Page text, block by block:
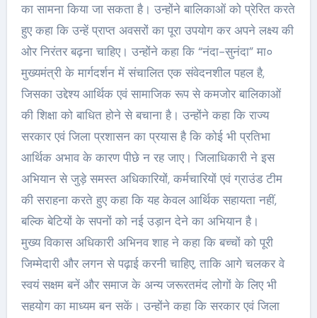
का सामना किया जा सकता है। उन्होंने बालिकाओं को प्रेरित करते
हुए कहा कि उन्हें प्राप्त अवसरों का पूरा उपयोग कर अपने लक्ष्य की
ओर निरंतर बढ़ना चाहिए। उन्होंने कहा कि “नंदा-सुनंदा” मा०
मुख्यमंत्री के मार्गदर्शन में संचालित एक संवेदनशील पहल है,
जिसका उद्देश्य आर्थिक एवं सामाजिक रूप से कमजोर बालिकाओं
की शिक्षा को बाधित होने से बचाना है। उन्होंने कहा कि राज्य
सरकार एवं जिला प्रशासन का प्रयास है कि कोई भी प्रतिभा
आर्थिक अभाव के कारण पीछे न रह जाए। जिलाधिकारी ने इस
अभियान से जुड़े समस्त अधिकारियों, कर्मचारियों एवं ग्राउंड टीम
की सराहना करते हुए कहा कि यह केवल आर्थिक सहायता नहीं,
बल्कि बेटियों के सपनों को नई उड़ान देने का अभियान है।
मुख्य विकास अधिकारी अभिनव शाह ने कहा कि बच्चों को पूरी
जिम्मेदारी और लगन से पढ़ाई करनी चाहिए, ताकि आगे चलकर वे
स्वयं सक्षम बनें और समाज के अन्य जरूरतमंद लोगों के लिए भी
सहयोग का माध्यम बन सकें। उन्होंने कहा कि सरकार एवं जिला